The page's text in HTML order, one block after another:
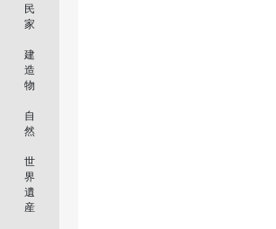
民
家
建
造
物
自
然
世
界
遺
産